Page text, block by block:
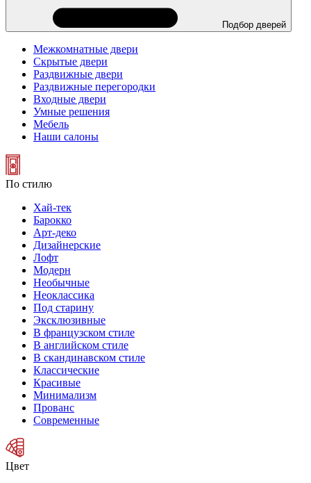
Подбор дверей
Межкомнатные двери
Скрытые двери
Раздвижные двери
Раздвижные перегородки
Входные двери
Умные решения
Мебель
Наши салоны
По стилю
Хай-тек
Барокко
Арт-деко
Дизайнерские
Лофт
Модерн
Необычные
Неоклассика
Под старину
Эксклюзивные
В французском стиле
В английском стиле
В скандинавском стиле
Классические
Красивые
Минимализм
Прованс
Современные
Цвет